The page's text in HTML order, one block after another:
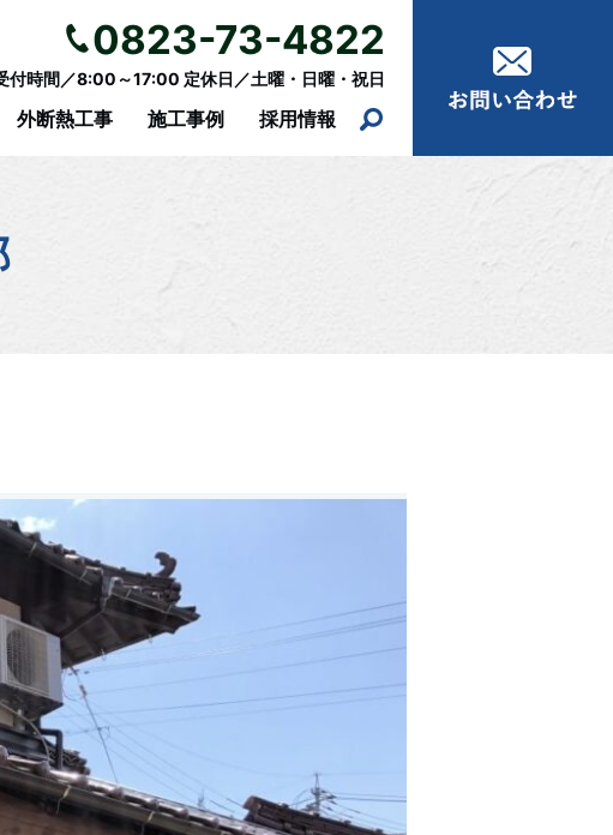
外断熱工事 施工事例 採用情報
0823-73-4822
付時間／8:00～17:00 定休日／土曜・日曜・祝日